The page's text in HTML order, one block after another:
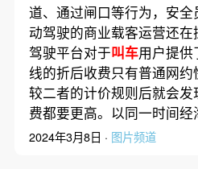
道、通过闸口等行为，安
动驾驶的商业载客运营还
驾驶平台对于叫车用户提供
线的折后收费只有普通网
较二者的计价规则后就会
费都要更高。以同一时间
2024年3月8日 · 图片频道